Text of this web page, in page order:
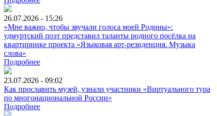
26.07.2026 - 15:26
«Мне важно, чтобы звучали голоса моей Родины»:
удмуртский поэт представил таланты родного посёлка на
квартирнике проекта «Языковая арт-резиденция. Музыка
слова»
Подробнее
23.07.2026 - 09:02
Как прославить музей, узнали участники «Виртуального тура
по многонациональной России»
Подробнее